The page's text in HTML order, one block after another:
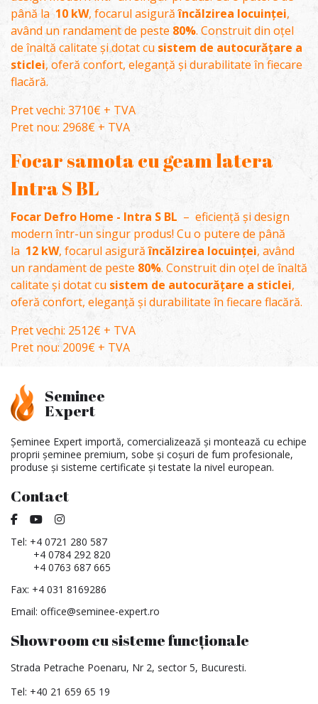
până la 10 kW, focarul asigurăîncălzirea locuinței,
având un randament de peste 80%. Construit din oțel
de înaltă calitate și dotat cu sistem de autocurățare a
sticlei, oferă confort, eleganță și durabilitate în fiecare
flacără.
Pret vechi: 3710€ + TVA
Pret nou: 2968€ + TVA
Focar samota cu geam latera
Intra S BL
Focar Defro Home - Intra S BL – eficiență și design
modern într-un singur produs! Cu o putere de până
la 12 kW, focarul asigurăîncălzirea locuinței, având
un randament de peste 80%. Construit din oțel de înaltă
calitate și dotat cu sistem de autocurățare a sticlei,
oferă confort, eleganță și durabilitate în fiecare flacără.
Pret vechi: 2512€ + TVA
Pret nou: 2009€ + TVA
Seminee
Expert
Șeminee Expert importă, comercializează și montează cu echipe
proprii șeminee premium, sobe și coșuri de fum profesionale,
produse și sisteme certificate și testate la nivel european.
Contact
Tel: +4 0721 280 587
+4 0784 292 820
+4 0763 687 665
Fax: +4 031 8169286
Email: office@seminee-expert.ro
Showroom cu sisteme funcționale
Strada Petrache Poenaru, Nr 2, sector 5, Bucuresti.
Tel: +40 21 659 65 19